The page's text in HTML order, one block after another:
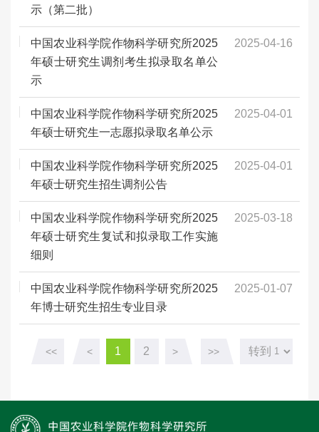
示（第二批）
中国农业科学院作物科学研究所2025
年硕士研究生调剂考生拟录取名单公
示
2025-04-16
中国农业科学院作物科学研究所2025
年硕士研究生一志愿拟录取名单公示
2025-04-01
中国农业科学院作物科学研究所2025
年硕士研究生招生调剂公告
2025-04-01
中国农业科学院作物科学研究所2025
年硕士研究生复试和拟录取工作实施
细则
2025-03-18
中国农业科学院作物科学研究所2025
年博士研究生招生专业目录
2025-01-07
<< < 1 2 > >> 转到